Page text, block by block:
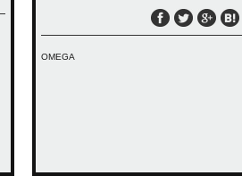
OMEGA